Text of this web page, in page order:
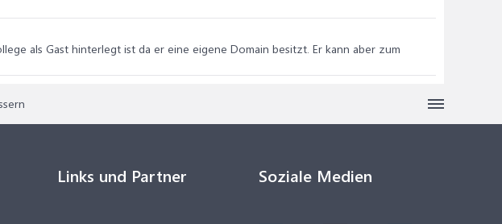
als Gast hinterlegt ist da er eine eigene Domain besitzt. Er kann aber zum
Links und Partner Soziale Medien